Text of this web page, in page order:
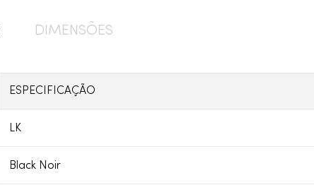
DIMENSÕES
ESPECIFICAÇÃO
LK
Black Noir